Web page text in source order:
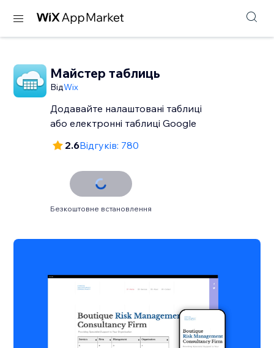
Майстер таблиць
ВідWix
Додавайте налаштовані таблиці
або електронні таблиці Google
2.6Відгуків: 780
Безкоштовне встановлення